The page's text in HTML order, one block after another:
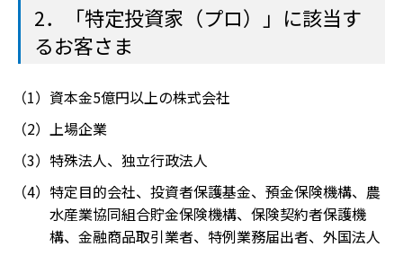
2．「特定投資家（プロ）」に該当す
るお客さま
資本金5億円以上の株式会社
上場企業
特殊法人、独立行政法人
特定目的会社、投資者保護基金、預金保険機構、農
水産業協同組合貯金保険機構、保険契約者保護機
構、金融商品取引業者、特例業務届出者、外国法人